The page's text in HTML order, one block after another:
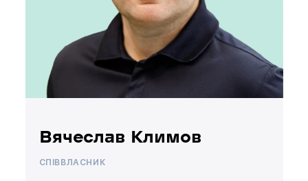
Вячеслав Климов
СПІВВЛАСНИК